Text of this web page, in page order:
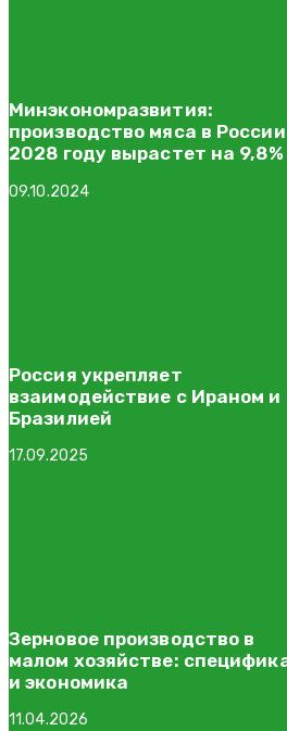
Минэкономразвития:
производство мяса в
2028 году вырастет на 9,8%
09.10.2024
Россия укрепляет
взаимодействие с Ираном и
Бразилией
17.09.2025
Зерновое производство в
малом хозяйстве:
и экономика
11.04.2026